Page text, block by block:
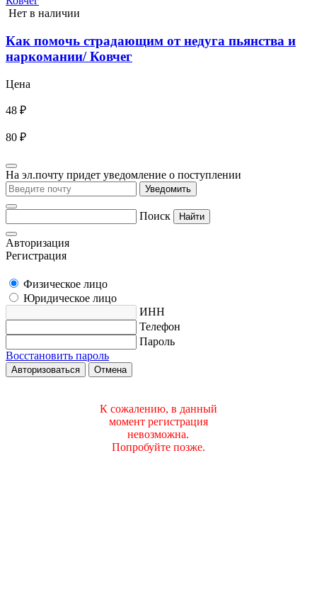
Нет в наличии
Как помочь страдающим от недуга пьянства и
наркомании/ Ковчег
Цена
48 ₽
80 ₽
На эл.почту придет уведомление о поступлении
Уведомить
Поиск Найти
Авторизация
Регистрация
Физическое лицо
Юридическое лицо
ИНН
Телефон
Пароль
Восстановить пароль
Авторизоваться Отмена
К сожалению, в данный
момент регистрация
невозможна.
Попробуйте позже.